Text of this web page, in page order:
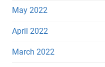
May 2022
April 2022
March 2022